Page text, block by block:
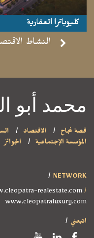
كليوباترا العقارية
- موقع مشاهدة -
النشاط
محمد أبو
قصة نجاح الاقتصاد
المؤسسة الإجتماعية
الجوائز
NETWORK
realestate.com /
www.cleopatraluxury.com
اتبعني